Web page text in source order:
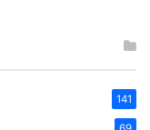
141